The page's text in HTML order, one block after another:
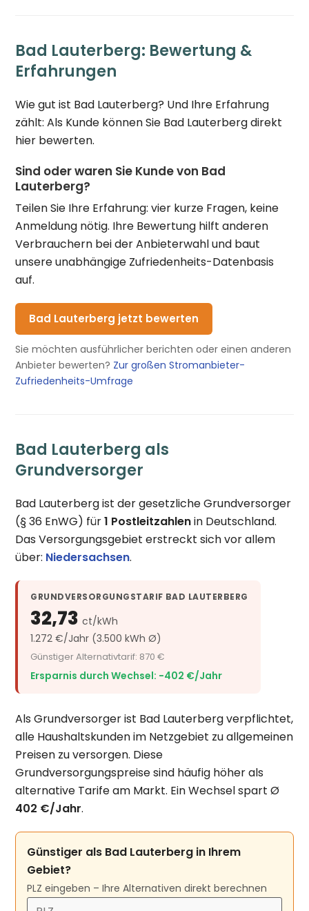
Bad Lauterberg: Bewertung &
Erfahrungen
Wie gut ist Bad Lauterberg? Und Ihre Erfahrung
zählt: Als Kunde können Sie Bad Lauterberg direkt
hier bewerten.
Sind oder waren Sie Kunde von Bad
Lauterberg?
Teilen Sie Ihre Erfahrung: vier kurze Fragen, keine
Anmeldung nötig. Ihre Bewertung hilft anderen
Verbrauchern bei der Anbieterwahl und baut
unsere unabhängige Zufriedenheits-Datenbasis
auf.
Bad Lauterberg jetzt bewerten
Sie möchten ausführlicher berichten oder einen anderen
Anbieter bewerten? Zur großen Stromanbieter-
Zufriedenheits-Umfrage
Bad Lauterberg als
Grundversorger
Bad Lauterberg ist der gesetzliche Grundversorger
(§ 36 EnWG) für1 Postleitzahlenin Deutschland.
Das Versorgungsgebiet erstreckt sich vor allem
über: Niedersachsen.
GRUNDVERSORGUNGSTARIF BAD LAUTERBERG
32,73ct/kWh
1.272 €/Jahr (3.500 kWh Ø)
Günstiger Alternativtarif: 870 €
Ersparnis durch Wechsel: −402 €/Jahr
Als Grundversorger ist Bad Lauterberg verpflichtet,
alle Haushaltskunden im Netzgebiet zu allgemeinen
Preisen zu versorgen. Diese
Grundversorgungspreise sind häufig höher als
alternative Tarife am Markt. Ein Wechsel spart Ø
402 €/Jahr.
Günstiger als Bad Lauterberg in Ihrem
Gebiet?
PLZ eingeben – Ihre Alternativen direkt berechnen